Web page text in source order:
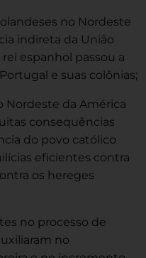
no Nordeste
indireta da União
espanhol passou a
e suas colônias;
Nordeste da América
consequências
do povo católico
eficientes contra
os hereges
no processo de
no